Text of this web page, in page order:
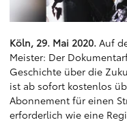
Köln, 29. Mai 2020. Auf
Meister: Der
Geschichte über die
ist ab sofort kostenlos
Abonnement für einen
erforderlich wie eine